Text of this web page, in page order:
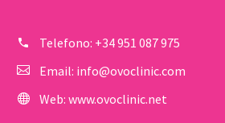
Telefono: +34 951 087 975
Email: info@ovoclinic.com
Web: www.ovoclinic.net